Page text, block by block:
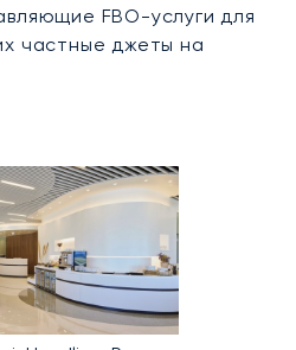
FBO-услуги для
частные джеты на